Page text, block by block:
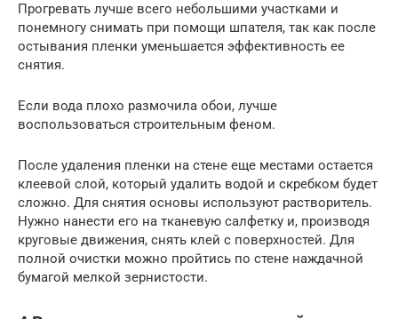
Прогревать лучше всего небольшими участками и
понемногу снимать при помощи шпателя, так как после
остывания пленки уменьшается эффективность ее
снятия.
Если вода плохо размочила обои, лучше
воспользоваться строительным феном.
После удаления пленки на стене еще местами остается
клеевой слой, который удалить водой и скребком будет
сложно. Для снятия основы используют растворитель.
Нужно нанести его на тканевую салфетку и, производя
круговые движения, снять клей с поверхностей. Для
полной очистки можно пройтись по стене наждачной
бумагой мелкой зернистости.